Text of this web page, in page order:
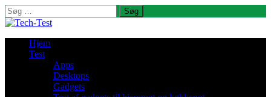
Søg
efter:
Hjem
Test
Apps
Desktops
Gadgets